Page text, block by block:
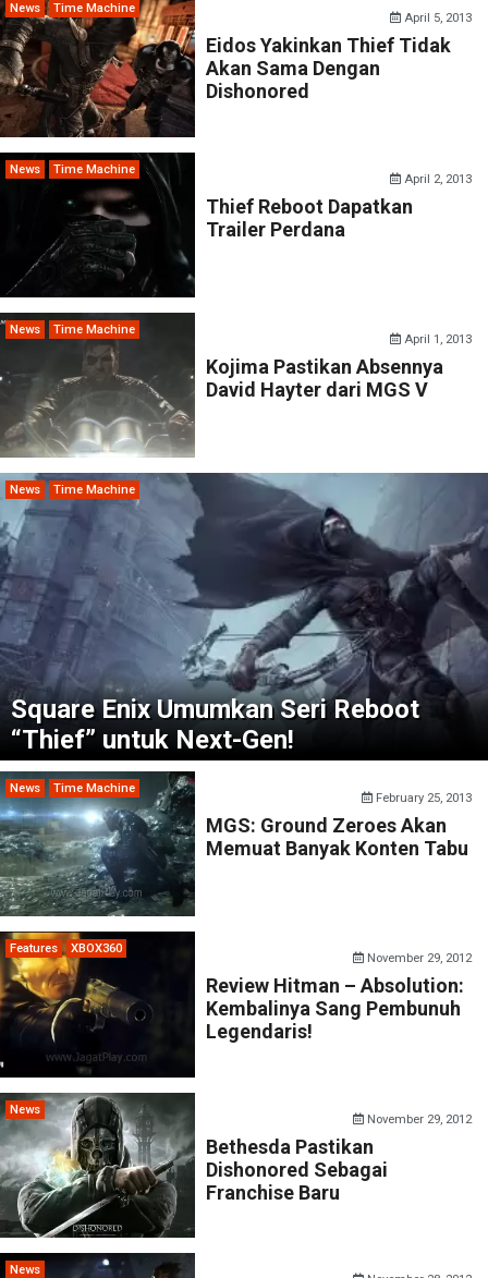
News Time Machine
April 5, 2013
Eidos Yakinkan Thief Tidak
Akan Sama Dengan
Dishonored
News Time Machine
April 2, 2013
Thief Reboot Dapatkan
Trailer Perdana
News Time Machine
April 1, 2013
Kojima Pastikan Absennya
David Hayter dari MGS V
News Time Machine
Square Enix Umumkan Seri Reboot
“Thief” untuk Next-Gen!
News Time Machine
February 25, 2013
MGS: Ground Zeroes Akan
Memuat Banyak Konten Tabu
Features XBOX360
November 29, 2012
Review Hitman – Absolution:
Kembalinya Sang Pembunuh
Legendaris!
News
November 29, 2012
Bethesda Pastikan
Dishonored Sebagai
Franchise Baru
News